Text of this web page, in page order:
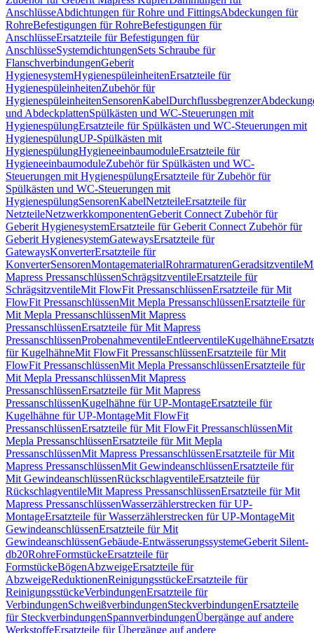
AnschlüsseAbdichtungen für Rohre und FittingsAbdeckungen für
RohreBefestigungen für RohreBefestigungen für
AnschlüsseErsatzteile für Befestigungen für
AnschlüsseSystemdichtungenSets Schraube für
FlanschverbindungenGeberit
HygienesystemHygienespüleinheitenErsatzteile für
HygienespüleinheitenZubehör für
HygienespüleinheitenSensorenKabelDurchflussbegrenzer
und AbdeckplattenSpülkästen und WC-Steuerungen mit
HygienespülungErsatzteile für Spülkästen und WC-Steuerungen mit
HygienespülungUP-Spülkästen mit
HygienespülungHygieneeinbaumoduleErsatzteile für
HygieneeinbaumoduleZubehör für Spülkästen und WC-
Steuerungen mit HygienespülungErsatzteile für Zubehör für
Spülkästen und WC-Steuerungen mit
HygienespülungSensorenKabelNetzteileErsatzteile für
NetzteileNetzwerkkomponentenGeberit Connect Zubehör für
Geberit HygienesystemErsatzteile für Geberit Connect Zubehör für
Geberit HygienesystemGatewaysErsatzteile für
GatewaysKonverterErsatzteile für
KonverterSensorenMontagematerialRohrarmaturenGeradsitzventile
Mapress PressanschlüssenSchrägsitzventileErsatzteile für
SchrägsitzventileMit FlowFit PressanschlüssenErsatzteile für Mit
FlowFit PressanschlüssenMit Mepla PressanschlüssenErsatzteile für
Mit Mepla PressanschlüssenMit Mapress
PressanschlüssenErsatzteile für Mit Mapress
PressanschlüssenProbenahmeventileEntleerventileKugelhähne
für KugelhähneMit FlowFit PressanschlüssenErsatzteile für Mit
FlowFit PressanschlüssenMit Mepla PressanschlüssenErsatzteile für
Mit Mepla PressanschlüssenMit Mapress
PressanschlüssenErsatzteile für Mit Mapress
PressanschlüssenKugelhähne für UP-MontageErsatzteile für
Kugelhähne für UP-MontageMit FlowFit
PressanschlüssenErsatzteile für Mit FlowFit PressanschlüssenMit
Mepla PressanschlüssenErsatzteile für Mit Mepla
PressanschlüssenMit Mapress PressanschlüssenErsatzteile für Mit
Mapress PressanschlüssenMit GewindeanschlüssenErsatzteile für
Mit GewindeanschlüssenRückschlagventileErsatzteile für
RückschlagventileMit Mapress PressanschlüssenErsatzteile für Mit
Mapress PressanschlüssenWasserzählerstrecken für UP-
MontageErsatzteile für Wasserzählerstrecken für UP-MontageMit
GewindeanschlüssenErsatzteile für Mit
GewindeanschlüssenGebäude-EntwässerungssystemeGeberit Silent-
db20RohreFormstückeErsatzteile für
FormstückeBögenAbzweigeErsatzteile für
AbzweigeReduktionenReinigungsstückeErsatzteile für
ReinigungsstückeVerbindungenErsatzteile für
VerbindungenSchweißverbindungenSteckverbindungenErsatzteile
für SteckverbindungenSpannverbindungenÜbergänge auf andere
WerkstoffeErsatzteile für Übergänge auf andere